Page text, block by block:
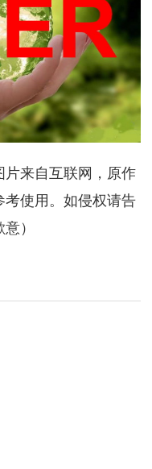
片来自互联网，原作
使用。如侵权请告
）